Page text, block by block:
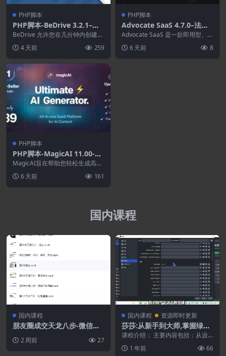
PHP脚本
PHP脚本-BeDrive 3.2.1–文
件共享和云存储
BeDrive 允许您在几分钟内创建自
和托管网站，...
4 天前 259
PHP脚本
Advocate SaaS 4.7.0–法律
实践管理
Advocate SaaS 是一款即用型、自
师、辩...
6 天前 8
PHP脚本
PHP脚本-MagicAI 11.00-O
penAI内容.文本.图像.聊天.
代码生成器作为SaaS
MagicAI旨在帮助您轻松生成高质
大的功能，您可...
6 天前 161
国内课程
国内课程
朋友圈成交天龙八步-微信营
2 周前 27
国内课程 资源即时更新
莎莎:从新手到大师,掌握绿幕
直播核心密码
课程介绍： 主要内容包括：从设
大软件精通（OBS...
1 年前 66